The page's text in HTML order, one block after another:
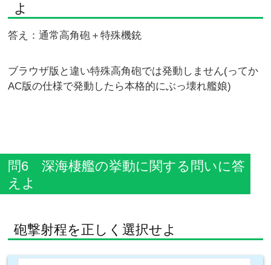
よ
答え：通常高角砲＋特殊機銃
ブラウザ版と違い特殊高角砲では発動しません(ってか
AC版の仕様で発動したら本格的にぶっ壊れ艦娘)
問6 深海棲艦の挙動に関する問いに答
えよ
砲撃射程を正しく選択せよ